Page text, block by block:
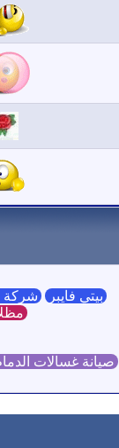
بيتي فايبر شركة
صيانة غسالات